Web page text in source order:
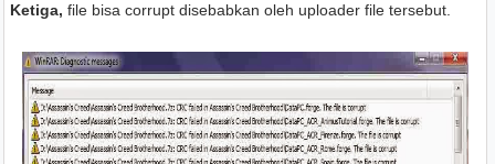
Ketiga, file bisa corrupt disebabkan oleh uploader file tersebut.